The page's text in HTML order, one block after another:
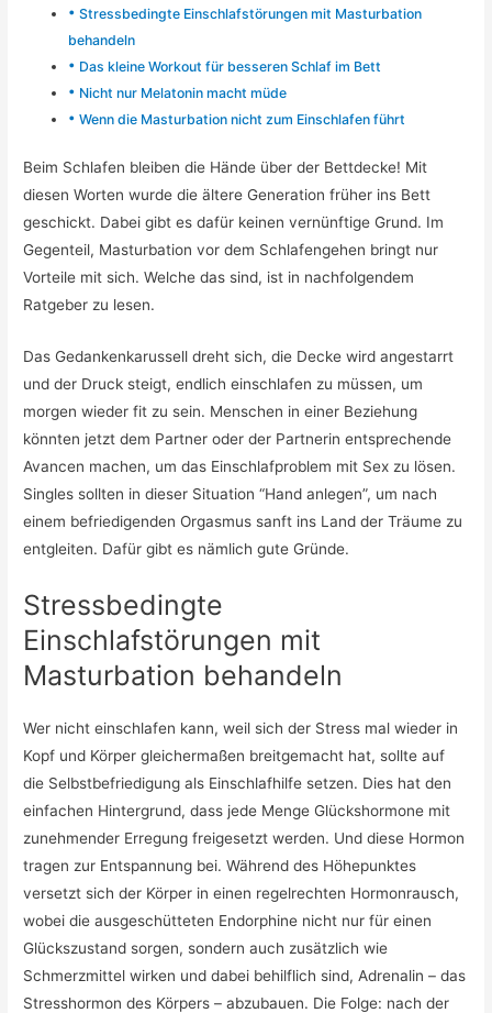
Stressbedingte Einschlafstörungen mit Masturbation
behandeln
Das kleine Workout für besseren Schlaf im Bett
Nicht nur Melatonin macht müde
Wenn die Masturbation nicht zum Einschlafen führt
Beim Schlafen bleiben die Hände über der Bettdecke! Mit
diesen Worten wurde die ältere Generation früher ins Bett
geschickt. Dabei gibt es dafür keinen vernünftige Grund. Im
Gegenteil, Masturbation vor dem Schlafengehen bringt nur
Vorteile mit sich. Welche das sind, ist in nachfolgendem
Ratgeber zu lesen.
Das Gedankenkarussell dreht sich, die Decke wird angestarrt
und der Druck steigt, endlich einschlafen zu müssen, um
morgen wieder fit zu sein. Menschen in einer Beziehung
könnten jetzt dem Partner oder der Partnerin entsprechende
Avancen machen, um das Einschlafproblem mit Sex zu lösen.
Singles sollten in dieser Situation “Hand anlegen”, um nach
einem befriedigenden Orgasmus sanft ins Land der Träume zu
entgleiten. Dafür gibt es nämlich gute Gründe.
Stressbedingte
Einschlafstörungen mit
Masturbation behandeln
Wer nicht einschlafen kann, weil sich der Stress mal wieder in
Kopf und Körper gleichermaßen breitgemacht hat, sollte auf
die Selbstbefriedigung als Einschlafhilfe setzen. Dies hat den
einfachen Hintergrund, dass jede Menge Glückshormone mit
zunehmender Erregung freigesetzt werden. Und diese Hormon
tragen zur Entspannung bei. Während des Höhepunktes
versetzt sich der Körper in einen regelrechten Hormonrausch,
wobei die ausgeschütteten Endorphine nicht nur für einen
Glückszustand sorgen, sondern auch zusätzlich wie
Schmerzmittel wirken und dabei behilflich sind, Adrenalin – das
Stresshormon des Körpers – abzubauen. Die Folge: nach der